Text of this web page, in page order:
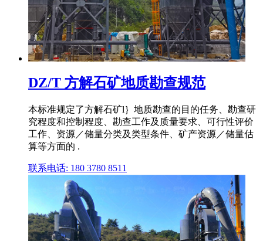
DZ/T 方解石矿地质勘查规范
本标准规定了方解石矿l｝地质勘查的目的任务、勘查研
究程度和控制程度、勘查工作及质量要求、可行性评价
工作、资源／储量分类及类型条件、矿产资源／储量估
算等方面的 .
联系电话: 180 3780 8511